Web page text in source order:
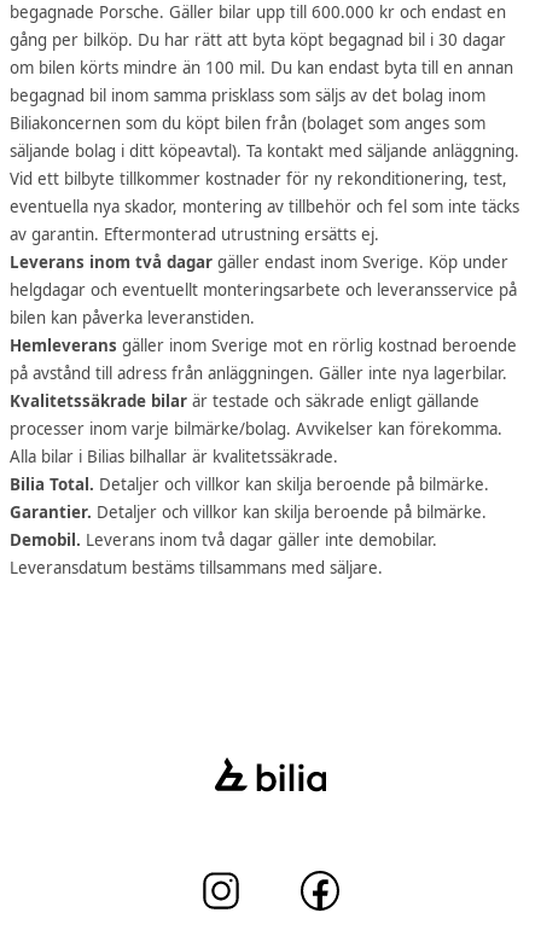
begagnade Porsche. Gäller bilar upp till 600.000 kr och endast en
gång per bilköp. Du har rätt att byta köpt begagnad bil i 30 dagar
om bilen körts mindre än 100 mil. Du kan endast byta till en annan
begagnad bil inom samma prisklass som säljs av det bolag inom
Biliakoncernen som du köpt bilen från (bolaget som anges som
säljande bolag i ditt köpeavtal). Ta kontakt med säljande anläggning.
Vid ett bilbyte tillkommer kostnader för ny rekonditionering, test,
eventuella nya skador, montering av tillbehör och fel som inte täcks
av garantin. Eftermonterad utrustning ersätts ej.
Leverans inom två dagar gäller endast inom Sverige. Köp under
helgdagar och eventuellt monteringsarbete och leveransservice på
bilen kan påverka leveranstiden.
Hemleverans gäller inom Sverige mot en rörlig kostnad beroende
på avstånd till adress från anläggningen. Gäller inte nya lagerbilar.
Kvalitetssäkrade bilar är testade och säkrade enligt gällande
processer inom varje bilmärke/bolag. Avvikelser kan förekomma.
Alla bilar i Bilias bilhallar är kvalitetssäkrade.
Bilia Total. Detaljer och villkor kan skilja beroende på bilmärke.
Garantier. Detaljer och villkor kan skilja beroende på bilmärke.
Demobil. Leverans inom två dagar gäller inte demobilar.
Leveransdatum bestäms tillsammans med säljare.